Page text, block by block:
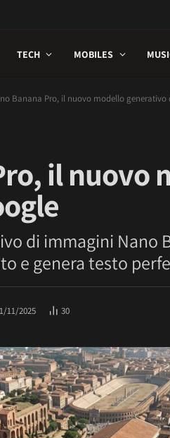
TECH MOBILES
Banana Pro, il nuovo modello
il nuovo
di immagini Nano
e genera testo
11/2025 30